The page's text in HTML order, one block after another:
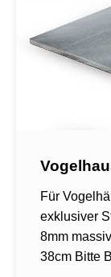
Für
exklusiver
8mm
38cm Bitte